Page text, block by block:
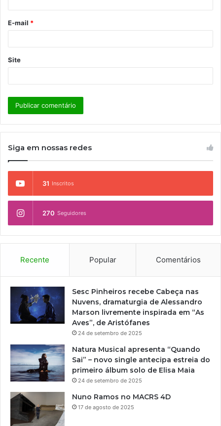
*
E-mail *
Site
Siga em nossas redes
31 Inscritos
270 Seguidores
Recente Popular Comentários
Sesc Pinheiros recebe Cabeça nas
Nuvens, dramaturgia de Alessandro
Marson livremente inspirada em “As
Aves”, de Aristófanes
24 de setembro de 2025
Natura Musical apresenta “Quando
Sai” – novo single antecipa estreia do
primeiro álbum solo de Elisa Maia
24 de setembro de 2025
Nuno Ramos no MACRS 4D
17 de agosto de 2025